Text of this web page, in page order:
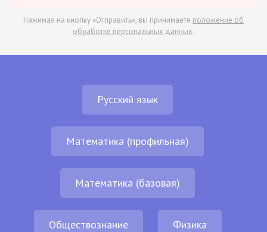
Нажимая на кнопку «Отправить», вы принимаете положение об
обработке персональных данных.
Русский язык
Математика (профильная)
Математика (базовая)
Обществознание Физика